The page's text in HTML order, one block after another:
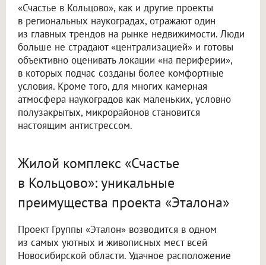
«Счастье в Кольцово», как и другие проекты
в региональных наукоградах, отражают один
из главных трендов на рынке недвижимости. Люди
больше не страдают «централизацией» и готовы
объективно оценивать локации «на периферии»,
в которых подчас созданы более комфортные
условия. Кроме того, для многих камерная
атмосфера наукоградов как маленьких, условно
полузакрытых, микрорайонов становится
настоящим антистрессом.
Жилой комплекс «Счастье
в Кольцово»: уникальные
преимущества проекта «Эталона»
Проект Группы «Эталон» возводится в одном
из самых уютных и живописных мест всей
Новосибирской области. Удачное расположение